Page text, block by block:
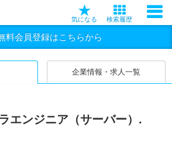
気になる 検索履歴
料会員登録はこちらから
企業情報・求人一覧
エンジニア（サーバー）.